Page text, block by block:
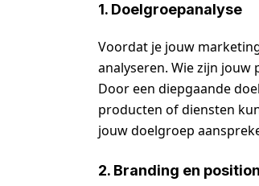
1. Doelgroepanalyse
Voordat je jouw
analyseren. Wie zijn
Door een diepgaande
producten of diensten
jouw doelgroep
2. Branding en